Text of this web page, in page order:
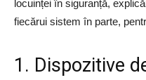
locuinței în siguranță,
fiecărui sistem în parte,
1. Dispozitive